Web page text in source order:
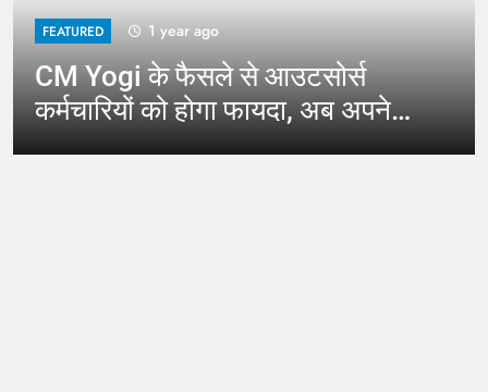
FEATURED 1 year ago
CM Yogi के फैसले से आउटसोर्स
कर्मचारियों को होगा फायदा, अब अपने
जिले में कर सकेंगे काम